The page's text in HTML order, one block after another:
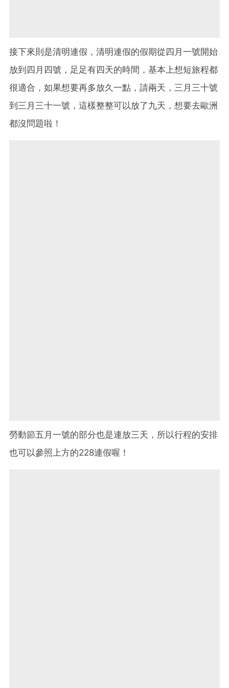
接下來則是清明連假，清明連假的假期從四月一號開始
放到四月四號，足足有四天的時間，基本上想短旅程都
很適合，如果想要再多放久一點，請兩天，三月三十號
到三月三十一號，這樣整整可以放了九天，想要去歐洲
都沒問題啦！
勞動節五月一號的部分也是連放三天，所以行程的安排
也可以參照上方的228連假喔！